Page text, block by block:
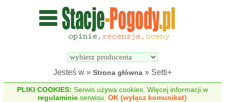
Wyszukiwarka
pogodowych
Jesteś w » Strona główna » Setti+
PLIKI COOKIES: Serwis używa cookies. Więcej informacji w
regulaminie serwisu.OK (wyłącz komunikat)